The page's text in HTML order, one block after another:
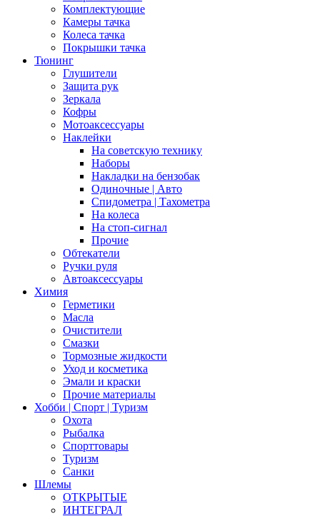
Комплектующие
Камеры тачка
Колеса тачка
Покрышки тачка
Тюнинг
Глушители
Защита рук
Зеркала
Кофры
Мотоаксессуары
Наклейки
На советскую технику
Наборы
Накладки на бензобак
Одиночные | Авто
Спидометра | Тахометра
На колеса
На стоп-сигнал
Прочие
Обтекатели
Ручки руля
Автоаксессуары
Химия
Герметики
Масла
Очистители
Смазки
Тормозные жидкости
Уход и косметика
Эмали и краски
Прочие материалы
Хобби | Cпорт | Туризм
Охота
Рыбалка
Спорттовары
Туризм
Санки
Шлемы
ОТКРЫТЫЕ
ИНТЕГРАЛ